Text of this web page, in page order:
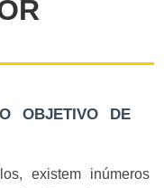
OBJETIVO DE
existem inúmeros